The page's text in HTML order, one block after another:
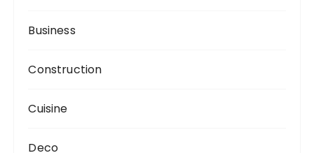
Business
Construction
Cuisine
Deco